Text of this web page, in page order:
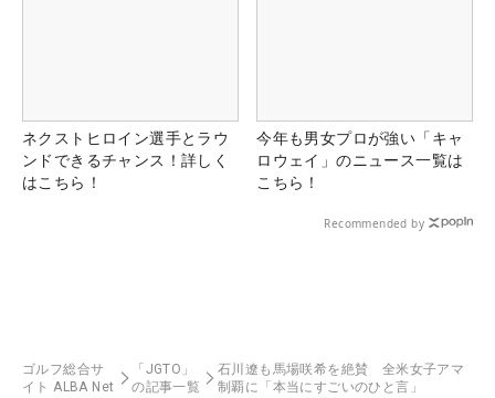
ネクストヒロイン選手とラウ
ンドできるチャンス！詳しく
はこちら！
今年も男女プロが強い「キャ
ロウェイ」のニュース一覧は
こちら！
Recommended by
ゴルフ総合サ
イト ALBA Net
「JGTO」
の記事一覧
石川遼も馬場咲希を絶賛 全米女子アマ
制覇に「本当にすごいのひと言」